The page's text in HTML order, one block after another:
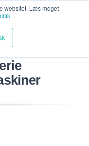
websitet. Læs meget